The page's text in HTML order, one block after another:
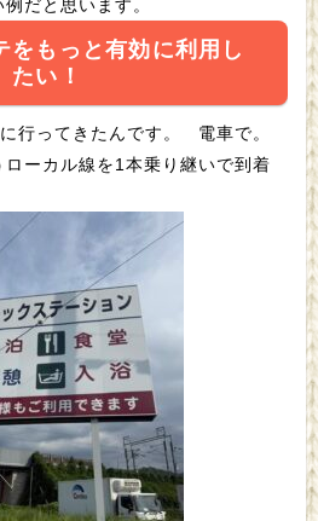
をもっと有効に利用し
たい！
ーカル線を1本乗り継いで到着